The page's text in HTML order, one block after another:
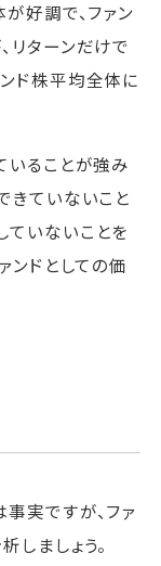
好調で、ファン
リターンだけで
ド株平均全体に
いることが強み
きていないこと
いないことを
ンドとしての価
実ですが、ファ
しましょう。